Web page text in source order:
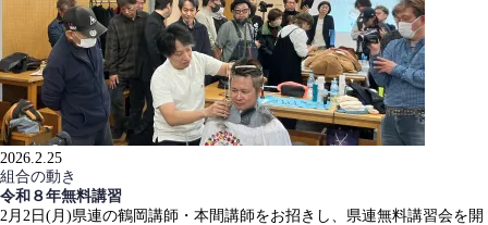
2026.2.25
組合の動き
令和８年無料講習
2月2日(月)県連の鶴岡講師・本間講師をお招きし、県連無料講習会を開